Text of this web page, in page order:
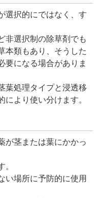
選択的にではなく、す
非選択制の除草剤でも
本類もあり、そうした
要になる場合がありま
葉処理タイプと浸透移
より使い分けます。
が茎または葉にかかっ
。
い場所に予防的に使用